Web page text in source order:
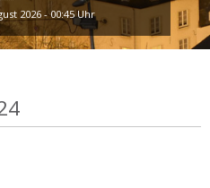
2026 - 00:45 Uhr